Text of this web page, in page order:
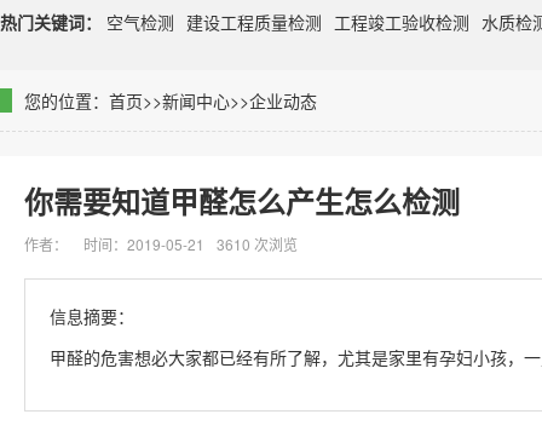
热门关键词： 空气检测 建设工程质量检测 工程竣工验收检测 水质检
您的位置： 首页>>新闻中心>>企业动态
你需要知道甲醛怎么产生怎么检测
作者： 时间：2019-05-21 3610 次浏览
信息摘要：
甲醛的危害想必大家都已经有所了解，尤其是家里有孕妇小孩，